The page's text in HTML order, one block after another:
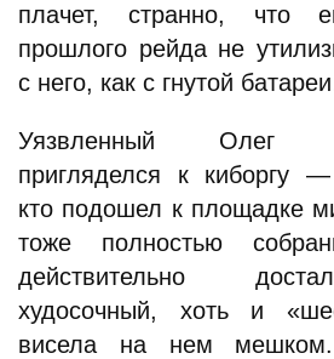
плачет, странно, что
прошлого рейда не
с него, как с гнутой
Уязвленный Олег
пригляделся к киборгу —
кто подошел к площадке
тоже полностью
действительно
худосочный, хоть и
висела на нем